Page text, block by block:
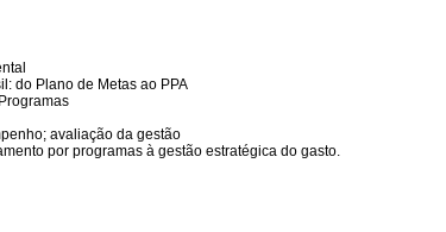
do Plano de Metas ao PPA
avaliação da gestão
por programas à gestão estratégica do gasto.